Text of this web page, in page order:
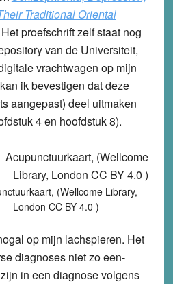
Traditional Oriental
Het proefschrift zelf staat nog
van de Universiteit,
vrachtwagen op mijn
ik bevestigen dat deze
aangepast) deel uitmaken
4 en hoofdstuk 8).
(Wellcome Library,
London CC BY 4.0 )
op mijn lachspieren. Het
diagnoses niet zo een-
in een diagnose volgens